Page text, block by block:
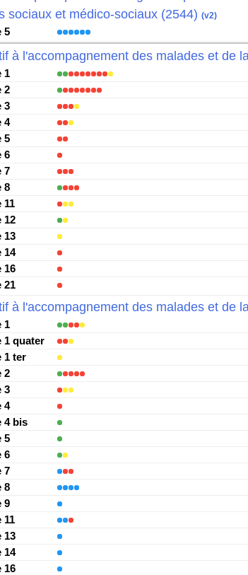
sociaux et médico-sociaux (2544) (v2)
5
à l'accompagnement des malades et de
1
2
3
4
5
6
7
8
11
12
13
14
16
21
à l'accompagnement des malades et de
1
1 quater
1 ter
2
3
4
4 bis
5
6
7
8
9
11
13
14
16